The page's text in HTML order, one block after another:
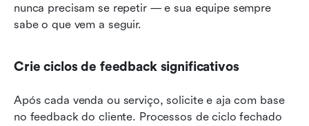
nunca precisam se repetir — e sua equipe sempre
sabe o que vem a seguir.
Crie ciclos de feedback significativos
Após cada venda ou serviço, solicite e aja com base
no feedback do cliente. Processos de ciclo fechado